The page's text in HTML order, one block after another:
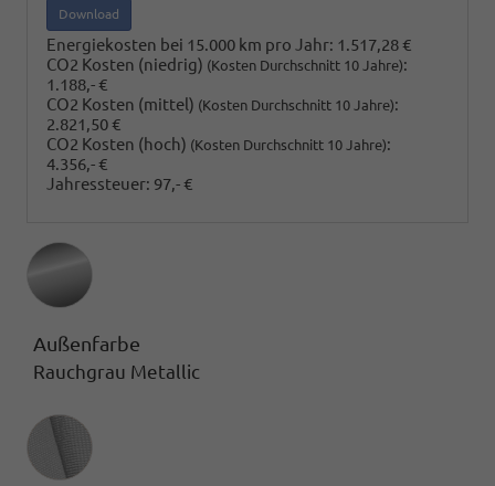
Download
Energiekosten bei 15.000 km pro Jahr: 1.517,28 €
CO2 Kosten (niedrig) (Kosten Durchschnitt 10 Jahre):
1.188,- €
CO2 Kosten (mittel) (Kosten Durchschnitt 10 Jahre):
2.821,50 €
CO2 Kosten (hoch) (Kosten Durchschnitt 10 Jahre):
4.356,- €
Jahressteuer: 97,- €
Außenfarbe
Rauchgrau Metallic
Innenausstattung